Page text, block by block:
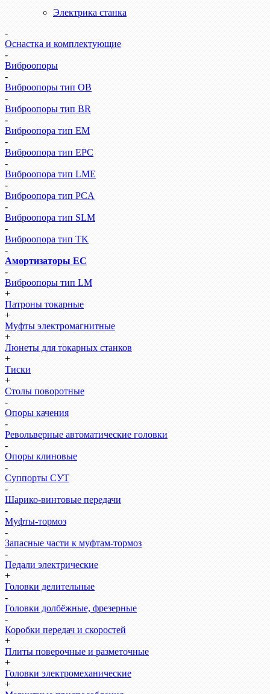
Электрика станка
-
Оснастка и комплектующие
-
Виброопоры
-
Виброопоры тип ОВ
-
Виброопоры тип BR
-
Виброопора тип EM
-
Виброопора тип EPC
-
Виброопора тип LME
-
Виброопора тип PCA
-
Виброопора тип SLM
-
Виброопора тип TK
-
Амортизаторы EC
-
Виброопоры тип LM
+
Патроны токарные
+
Муфты электромагнитные
+
Люнеты для токарных станков
+
Тиски
+
Столы поворотные
-
Опоры качения
-
Револьверные автоматические головки
-
Опоры клиновые
-
Суппорты СУТ
-
Шарико-винтовые передачи
-
Муфты-тормоз
-
Запасные части к муфтам-тормоз
-
Педали электрические
+
Головки делительные
-
Головки долбёжные, фрезерные
-
Коробки передач и скоростей
+
Плиты поверочные и разметочные
+
Головки электромеханические
+